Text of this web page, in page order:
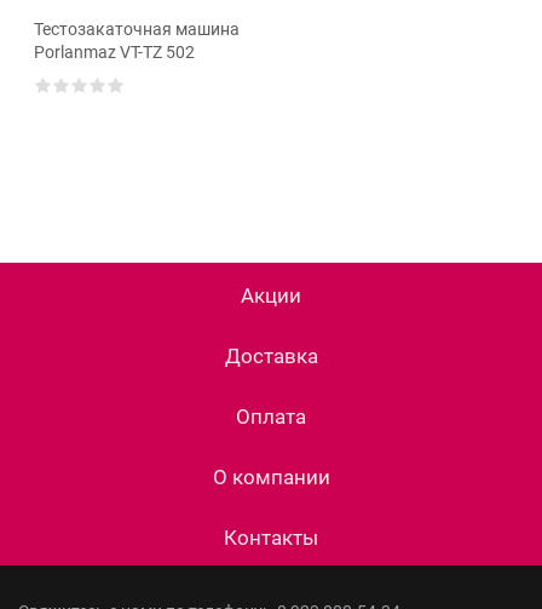
Тестозакаточная машина
Porlanmaz VT-TZ 502
Акции
Доставка
Оплата
О компании
Контакты